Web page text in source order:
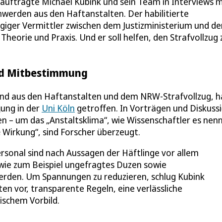
aus den Haftanstalten. Der habilitierte
Vermittler zwischen dem Justizministerium und
und Praxis. Und er soll helfen, den Strafvollzug
Mitbestimmung
aus den Haftanstalten und dem NRW-Strafvollzug,
in der Uni Köln getroffen. In Vorträgen und
– um das „Anstaltsklima“, wie Wissenschaftler es
sind Forscher überzeugt.
sind nach Aussagen der Häftlinge vor allem
zum Beispiel ungefragtes Duzen sowie
Um Spannungen zu reduzieren, schlug Kubink
vor, transparente Regeln, eine verlässliche
Vorbild.